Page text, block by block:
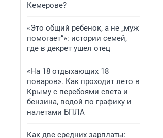
Кемерове?
«Это общий ребенок, а не „муж
помогает“»: истории семей,
где в декрет ушел отец
«На 18 отдыхающих 18
поваров». Как проходит лето в
Крыму с перебоями света и
бензина, водой по графику и
налетами БПЛА
Как две средних зарплаты: